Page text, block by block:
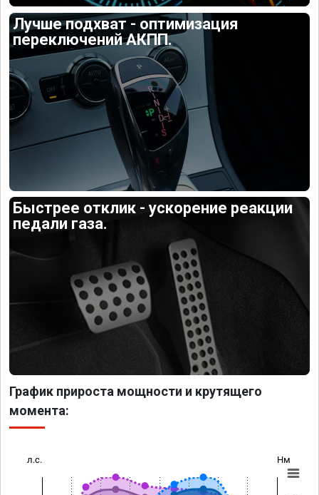
Лучше подхват - оптимизация
переключений АКПП.
Быстрее отклик - ускорение реакции
педали газа.
График прироста мощности и крутящего
момента:
л.с. Нм